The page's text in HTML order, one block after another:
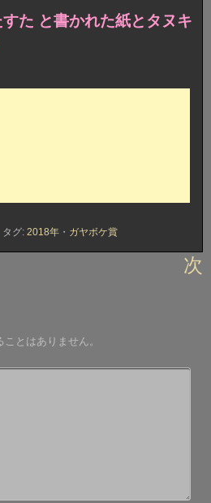
た と書かれた紙とタヌキ
タグ: 2018年 ・ ガヤボケ賞
次
とはありません。